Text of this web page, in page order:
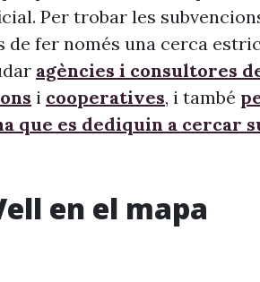
Per trobar les
fer només una cerca
agències i consultores
i cooperatives, i també
que es dediquin a cercar
en el mapa